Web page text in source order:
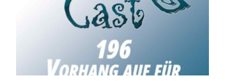
DORPCast 196: Vorhang auf
für eure Meinung